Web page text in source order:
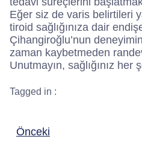
Eğer siz de varis belirtileri
tiroid sağlığınıza dair
Çihangiroğlu’nun
zaman kaybetmeden
Unutmayın, sağlığınız her
Tagged in :
Önceki